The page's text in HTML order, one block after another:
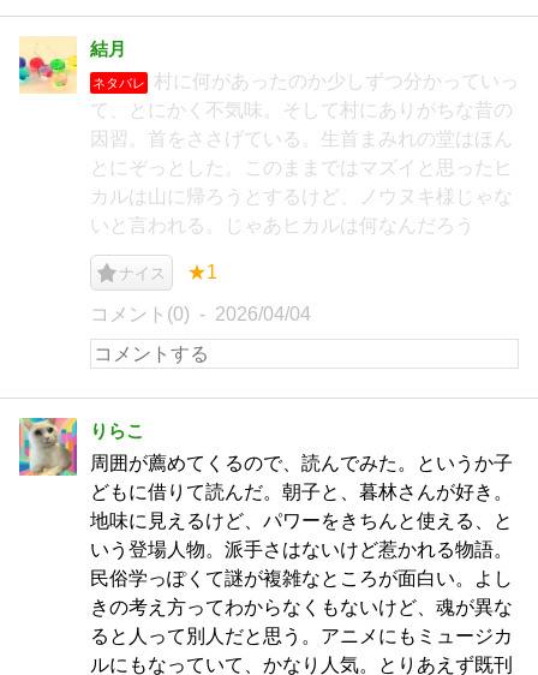
結月
ネタバレ
村に何があったのか少しずつ分かっていっ
て、とにかく不気味。そして村にありがちな昔の
因習。首をささげている。生首まみれの堂はほん
とにぞっとした。このままではマズイと思ったヒ
カルは山に帰ろうとするけど、ノウヌキ様じゃな
いと言われる。じゃあヒカルは何なんだろう
ナイス ★1
コメント(0) 2026/04/04
りらこ
周囲が薦めてくるので、読んでみた。というか子
どもに借りて読んだ。朝子と、暮林さんが好き。
地味に見えるけど、パワーをきちんと使える、と
いう登場人物。派手さはないけど惹かれる物語。
民俗学っぽくて謎が複雑なところが面白い。よし
きの考え方ってわからなくもないけど、魂が異な
ると人って別人だと思う。アニメにもミュージカ
ルにもなっていて、かなり人気。とりあえず既刊